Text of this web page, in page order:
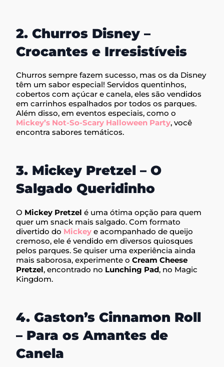
2. Churros Disney –
Crocantes e Irresistíveis
Churros sempre fazem sucesso, mas os da Disney
têm um sabor especial! Servidos quentinhos,
cobertos com açúcar e canela, eles são vendidos
em carrinhos espalhados por todos os parques.
Além disso, em eventos especiais, como o
Mickey’s Not-So-Scary Halloween Party, você
encontra sabores temáticos.
3. Mickey Pretzel – O
Salgado Queridinho
O Mickey Pretzel é uma ótima opção para quem
quer um snack mais salgado. Com formato
divertido do Mickey e acompanhado de queijo
cremoso, ele é vendido em diversos quiosques
pelos parques. Se quiser uma experiência ainda
mais saborosa, experimente oCream Cheese
Pretzel, encontrado no Lunching Pad, no Magic
Kingdom.
4. Gaston’s Cinnamon Roll
– Para os Amantes de
Canela